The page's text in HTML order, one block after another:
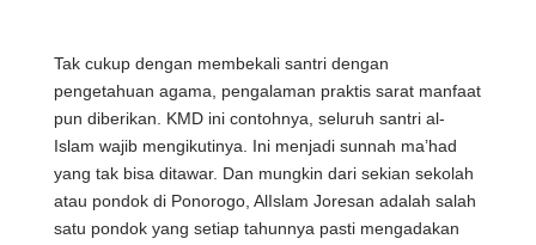
Tak cukup dengan membekali santri dengan
pengetahuan agama, pengalaman praktis sarat manfaat
pun diberikan. KMD ini contohnya, seluruh santri al-
Islam wajib mengikutinya. Ini menjadi sunnah ma’had
yang tak bisa ditawar. Dan mungkin dari sekian sekolah
atau pondok di Ponorogo, AlIslam Joresan adalah salah
satu pondok yang setiap tahunnya pasti mengadakan